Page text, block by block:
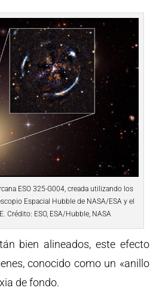
ESO 325-G004, creada utilizando los
Espacial Hubble de NASA/ESA y el
Crédito: ESO, ESA/Hubble, NASA
bien alineados, este efecto
conocido como un «anillo
de fondo.